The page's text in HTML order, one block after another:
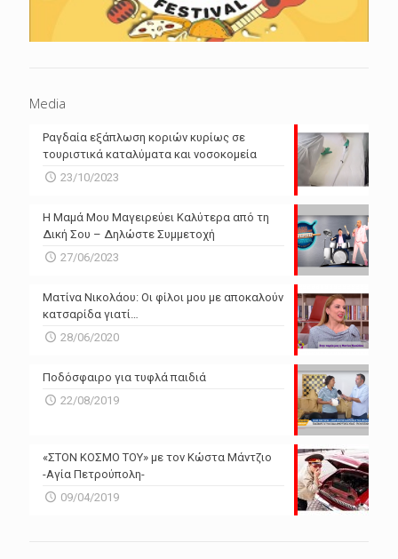
Media
Ραγδαία εξάπλωση κοριών κυρίως σε
τουριστικά καταλύματα και νοσοκομεία
23/10/2023
Η Μαμά Μου Μαγειρεύει Καλύτερα από τη
Δική Σου – Δηλώστε Συμμετοχή
27/06/2023
Ματίνα Νικολάου: Οι φίλοι μου με αποκαλούν
κατσαρίδα γιατί…
28/06/2020
Ποδόσφαιρο για τυφλά παιδιά
22/08/2019
«ΣΤΟΝ ΚΟΣΜΟ ΤΟΥ» με τον Κώστα Μάντζιο
-Αγία Πετρούπολη-
09/04/2019